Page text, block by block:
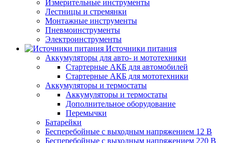
Измерительные инструменты
Лестницы и стремянки
Монтажные инструменты
Пневмоинструменты
Электроинструменты
Источники питания
Аккумуляторы для авто- и мототехники
Стартерные АКБ для автомобилей
Стартерные АКБ для мототехники
Аккумуляторы и термостаты
Аккумуляторы и термостаты
Дополнительное оборудование
Перемычки
Батарейки
Бесперебойные с выходным напряжением 12 В
Бесперебойные с выходным напряжением 220 В